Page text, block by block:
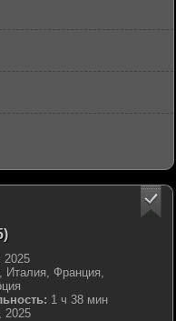
2025
Италия, Франция,
1 ч 38 мин
2025